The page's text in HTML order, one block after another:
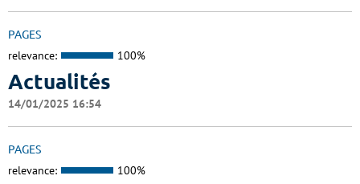
PAGES
relevance: 100%
Actualités
14/01/2025 16:54
PAGES
relevance: 100%